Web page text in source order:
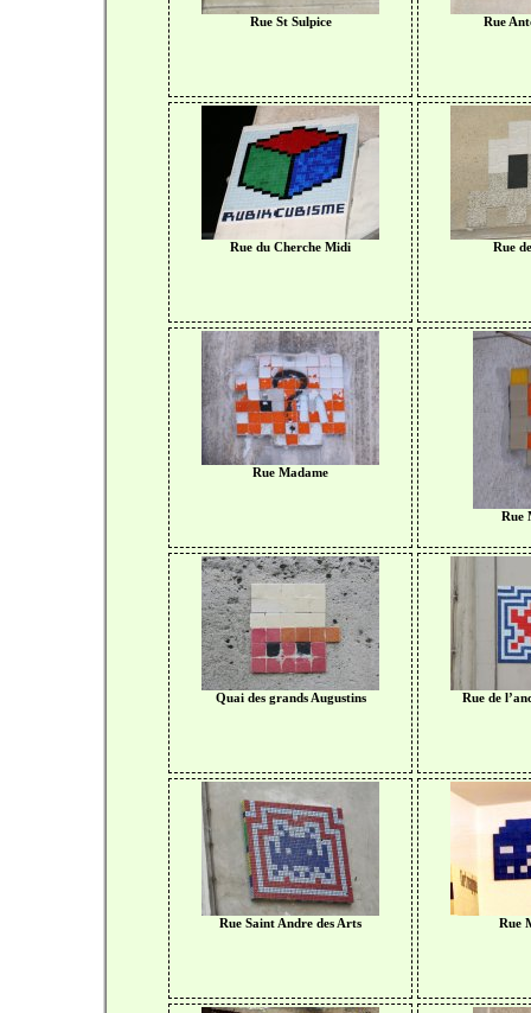
Rue St Sulpice Rue
Rue du Cherche Midi Rue
Rue Madame
Rue
Quai des grands Augustins Rue de
Rue Saint Andre des Arts Rue